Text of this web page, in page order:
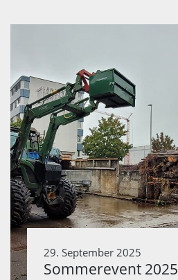
29. September 2025
Sommerevent 2025